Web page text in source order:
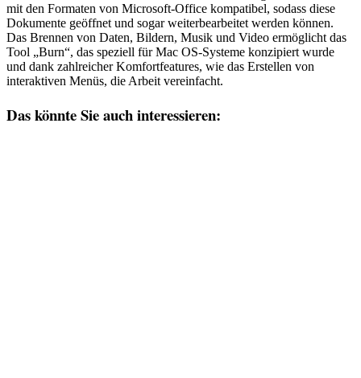
mit den Formaten von Microsoft-Office kompatibel, sodass diese
Dokumente geöffnet und sogar weiterbearbeitet werden können.
Das Brennen von Daten, Bildern, Musik und Video ermöglicht das
Tool „Burn“, das speziell für Mac OS-Systeme konzipiert wurde
und dank zahlreicher Komfortfeatures, wie das Erstellen von
interaktiven Menüs, die Arbeit vereinfacht.
Das könnte Sie auch interessieren: